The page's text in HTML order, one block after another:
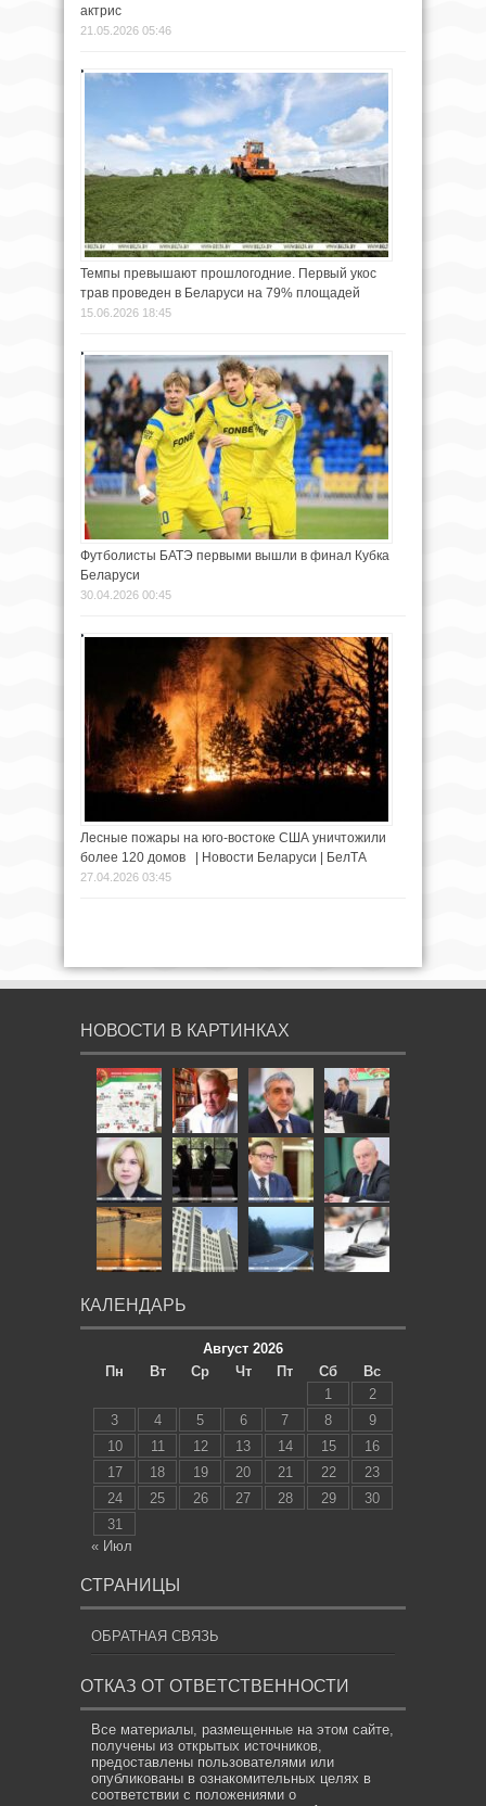
актрис
21.05.2026 05:46
Темпы превышают прошлогодние. Первый укос
трав проведен в Беларуси на 79% площадей
15.06.2026 18:45
Футболисты БАТЭ первыми вышли в финал Кубка
Беларуси
30.04.2026 00:45
Лесные пожары на юго-востоке США уничтожили
более 120 домов | Новости Беларуси | БелТА
27.04.2026 03:45
НОВОСТИ В КАРТИНКАХ
КАЛЕНДАРЬ
Август 2026
Пн
Вт Ср Чт Пт Сб
Вс
1
2
3
4 5 6 7 8
9
10
11 12 13 14 15
16
17
18 19 20 21 22
23
24
25 26 27 28 29
30
31
« Июл
СТРАНИЦЫ
ОБРАТНАЯ СВЯЗЬ
ОТКАЗ ОТ ОТВЕТСТВЕННОСТИ
Все материалы, размещенные на этом сайте,
получены из открытых источников,
предоставлены пользователями или
опубликованы в ознакомительных целях в
соответствии с положениями о